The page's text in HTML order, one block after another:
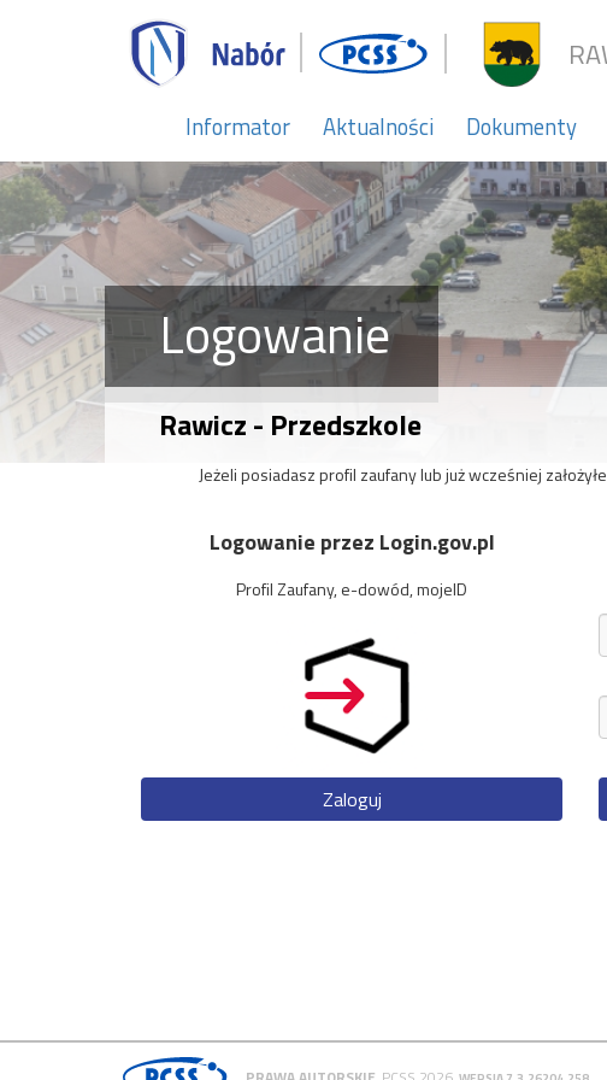
Informator Aktualności Dokumenty
Logowanie
Rawicz - Przedszkole
Jeżeli posiadasz profil zaufany lub już wcześniej
Logowanie przez Login.gov.pl
Profil Zaufany, e-dowód, mojeID
Zaloguj